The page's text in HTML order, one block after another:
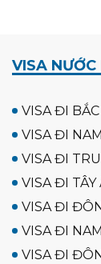
VISA NƯỚC
VISA ĐI
VISA ĐI
VISA ĐI
VISA ĐI TÂY
VISA ĐI
VISA ĐI
VISA ĐI